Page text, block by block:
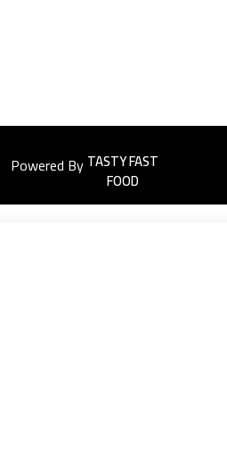
Powered ByEasyorders